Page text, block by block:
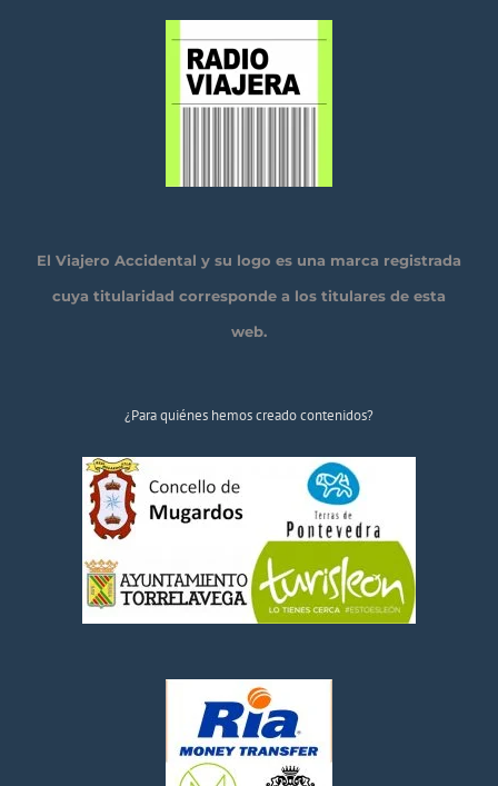
El Viajero Accidental y su logo es una marca registrada
cuya titularidad corresponde a los titulares de esta
web.
¿Para quiénes hemos creado contenidos?